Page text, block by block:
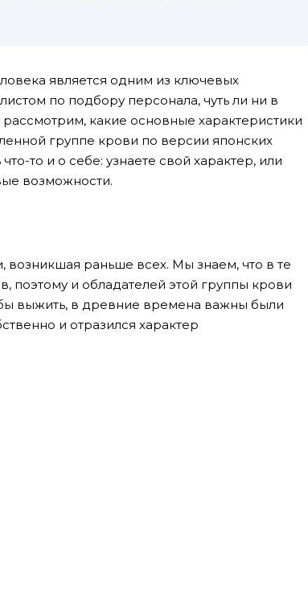
является одним из ключевых
по подбору персонала, чуть ли ни в
какие основные характеристики
группе крови по версии японских
то и о себе: узнаете свой характер, или
возможности.
возникшая раньше всех. Мы знаем, что в те
поэтому и обладателей этой группы крови
выжить, в древние времена важны были
и отразился характер